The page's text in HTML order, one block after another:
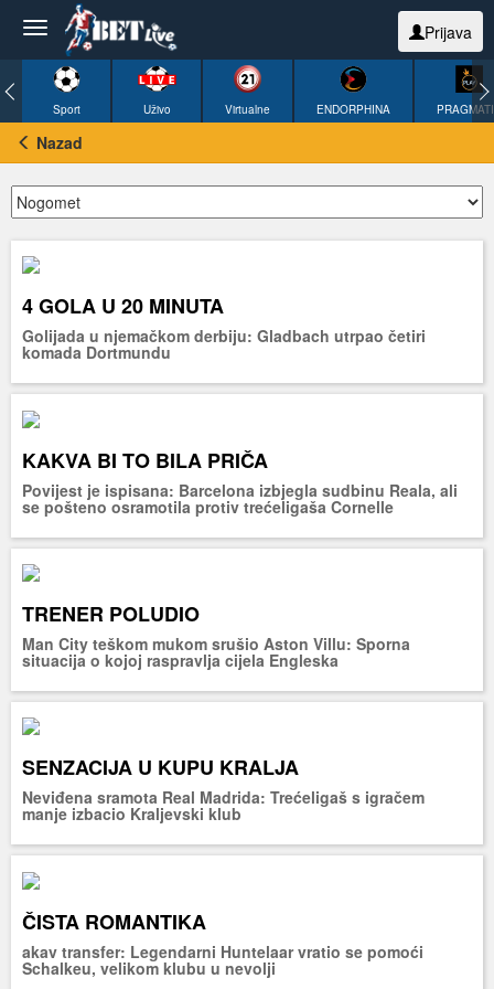
Prijava
Sport Uživo Virtualne ENDORPHINA
Nazad
4 GOLA U 20 MINUTA
Golijada u njemačkom derbiju: Gladbach utrpao četiri
komada Dortmundu
KAKVA BI TO BILA PRIČA
Povijest je ispisana: Barcelona izbjegla sudbinu Reala, ali
se pošteno osramotila protiv trećeligaša Cornelle
TRENER POLUDIO
Man City teškom mukom srušio Aston Villu: Sporna
situacija o kojoj raspravlja cijela Engleska
SENZACIJA U KUPU KRALJA
Neviđena sramota Real Madrida: Trećeligaš s igračem
manje izbacio Kraljevski klub
ČISTA ROMANTIKA
akav transfer: Legendarni Huntelaar vratio se pomoći
Schalkeu, velikom klubu u nevolji